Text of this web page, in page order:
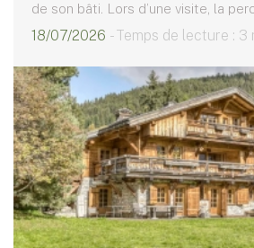
de son bâti. Lors d’une visite, la
18/07/2026 - Temps de lecture : 3